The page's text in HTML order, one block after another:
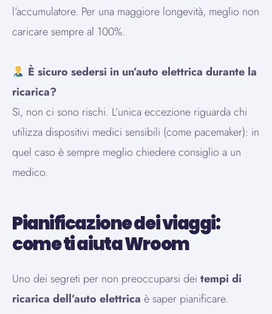
l’accumulatore. Per una maggiore longevità, meglio non
caricare sempre al 100%.
È sicuro sedersi in un’auto elettrica durante la
ricarica?
Sì, non ci sono rischi. L’unica eccezione riguarda chi
utilizza dispositivi medici sensibili (come pacemaker): in
quel caso è sempre meglio chiedere consiglio a un
medico.
Pianificazione dei viaggi:
come ti aiuta Wroom
Uno dei segreti per non preoccuparsi dei tempi di
ricarica dell’auto elettrica è saper pianificare.